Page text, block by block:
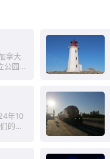
拿大
公园待
年10
的女